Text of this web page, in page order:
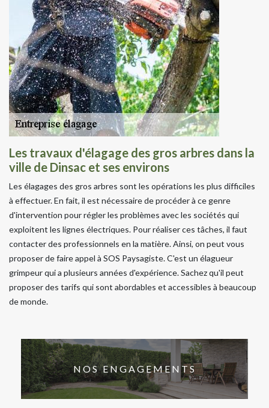
Les travaux d'élagage des gros arbres dans la
ville de Dinsac et ses environs
Les élagages des gros arbres sont les opérations les plus difficiles
à effectuer. En fait, il est nécessaire de procéder à ce genre
d'intervention pour régler les problèmes avec les sociétés qui
exploitent les lignes électriques. Pour réaliser ces tâches, il faut
contacter des professionnels en la matière. Ainsi, on peut vous
proposer de faire appel à SOS Paysagiste. C'est un élagueur
grimpeur qui a plusieurs années d'expérience. Sachez qu'il peut
proposer des tarifs qui sont abordables et accessibles à beaucoup
de monde.
NOS ENGAGEMENTS